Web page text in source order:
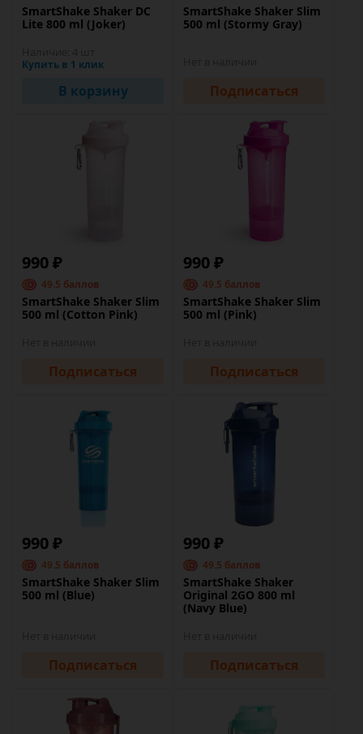
SmartShake Shaker DC
Lite 800 ml (Joker)
Купить в 1 клик
В корзину
SmartShake Shaker Slim
500 ml (Stormy Gray)
Подписаться
990 ₽
49.5 баллов
SmartShake Shaker Slim
500 ml (Cotton Pink)
Подписаться
990 ₽
49.5 баллов
SmartShake Shaker Slim
500 ml (Pink)
Подписаться
990 ₽
49.5 баллов
SmartShake Shaker Slim
500 ml (Blue)
Подписаться
990 ₽
49.5 баллов
SmartShake Shaker
Original 2GO 800 ml
(Navy Blue)
Подписаться